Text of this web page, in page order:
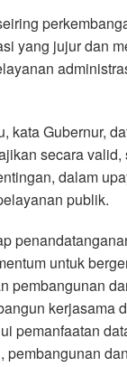
yang jujur dan
kata Gubernur,
secara
dalam
publik.
untuk
pembangunan
kerjasama
pemanfaatan
pembangunan